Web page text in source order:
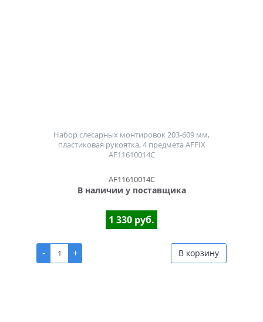
Набор слесарных монтировок 203-609 мм,
пластиковая рукоятка, 4 предмета AFFIX
AF11610014C
AF11610014C
В наличии у поставщика
1 330 руб.
- + В корзину